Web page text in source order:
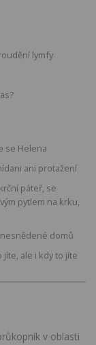
lymfy
se Helena
ani protažení
páteř, se
pytlem na krku,
domů
jíte, ale i kdy to jíte
v oblasti